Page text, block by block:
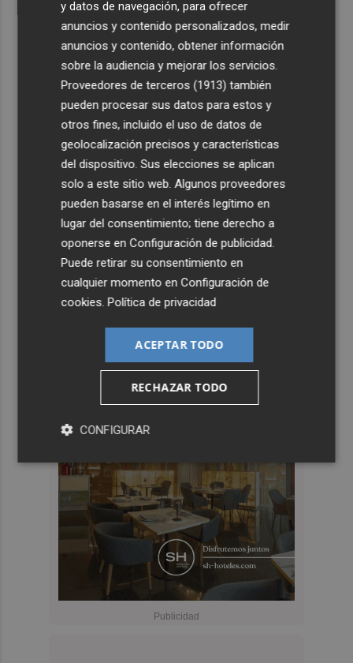
y datos de navegación, para ofrecer
anuncios y contenido personalizados, medir
anuncios y contenido, obtener información
sobre la audiencia y mejorar los servicios.
Proveedores de terceros (1913) también
pueden procesar sus datos para estos y
otros fines, incluido el uso de datos de
geolocalización precisos y características
del dispositivo. Sus elecciones se aplican
solo a este sitio web. Algunos proveedores
pueden basarse en el interés legítimo en
lugar del consentimiento; tiene derecho a
oponerse enConfiguración de publicidad
Puede retirar su consentimiento en
cualquier momento enConfiguración de
cookies .Política de privacidad
ACEPTAR TODO
RECHAZAR TODO
CONFIGURAR